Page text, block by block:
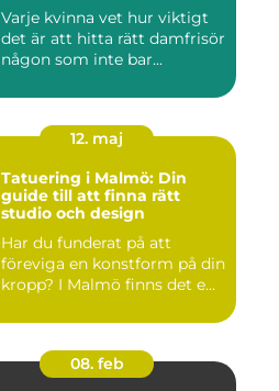
Varje kvinna vet hur viktigt
det är att hitta rätt damfrisör
någon som inte bar...
12. maj
Tatuering i Malmö: Din
guide till att finna rätt
studio och design
Har du funderat på att
föreviga en konstform på din
kropp? I Malmö finns det e...
08. feb